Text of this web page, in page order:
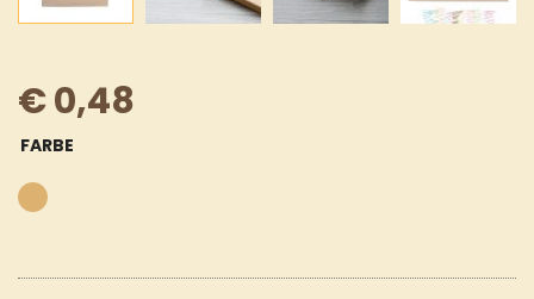
€0,48
FARBE